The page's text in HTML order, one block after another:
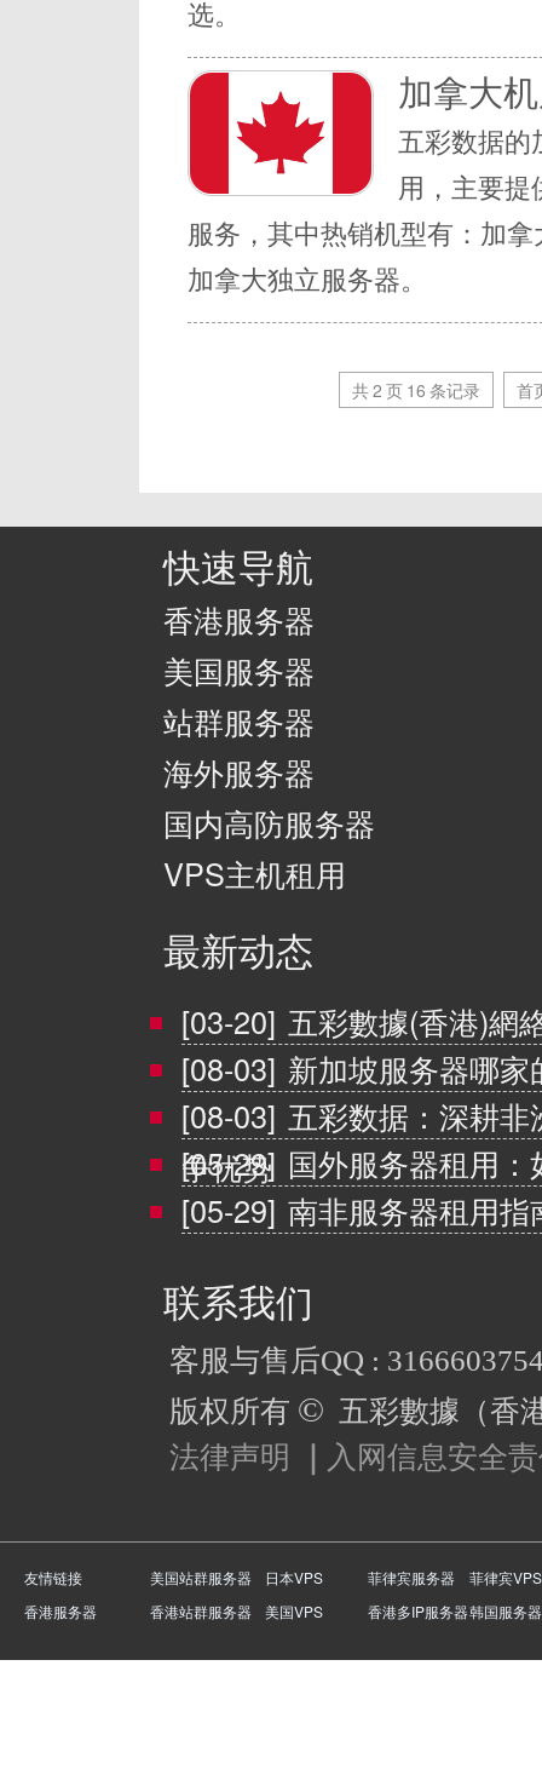
选。
加拿大
五彩数据的
用，主要提
服务，其中热销机型有：加
加拿大独立服务器。
共2 页 16 条记录 首
快速导航
香港服务器
美国服务器
站群服务器
海外服务器
国内高防服务器
VPS主机租用
最新动态
[03-20] 五彩數據(香港)網
[08-03] 新加坡服务器哪
[08-03] 五彩数据：深耕
争优势
[05-29] 国外服务器租用
[05-29] 南非服务器租用
联系我们
客服与售后QQ :
版权所有 © 五彩數據（香
法律声明
入网信息安全
友情链接 美国站群服务器 日本VPS 菲律宾服务器
菲律宾VPS
香港服务器
香港站群服务器 美国VPS 香港多IP服务器韩国服务器